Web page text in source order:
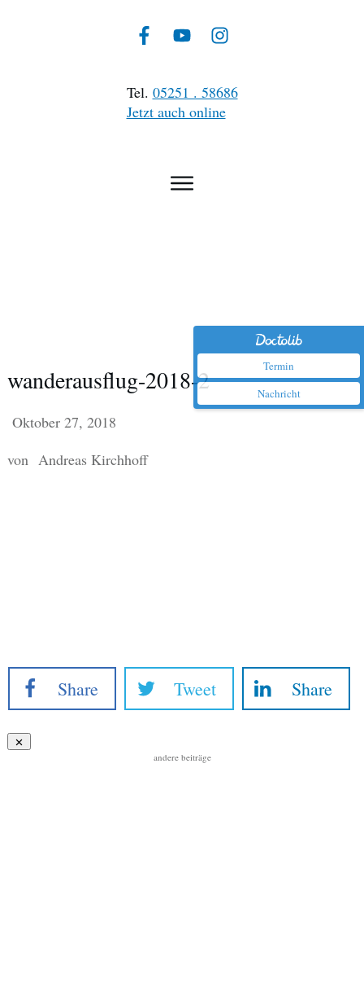
Termin
Nachricht
Tel. 05251 . 58686
Jetzt auch online
wanderausflug-2018-2
Oktober 27, 2018
von Andreas Kirchhoff
Share Tweet Share
andere beiträge